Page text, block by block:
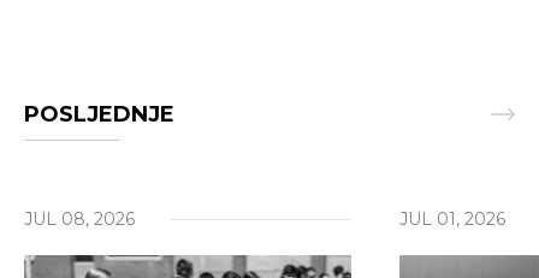
POSLJEDNJE
JUL 08, 2026 JUL 01, 2026